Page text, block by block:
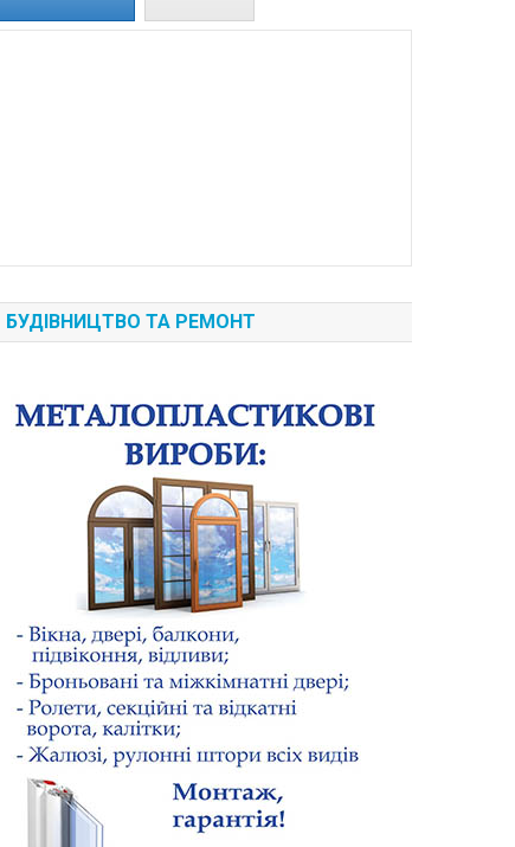
БУДІВНИЦТВО ТА РЕМОНТ